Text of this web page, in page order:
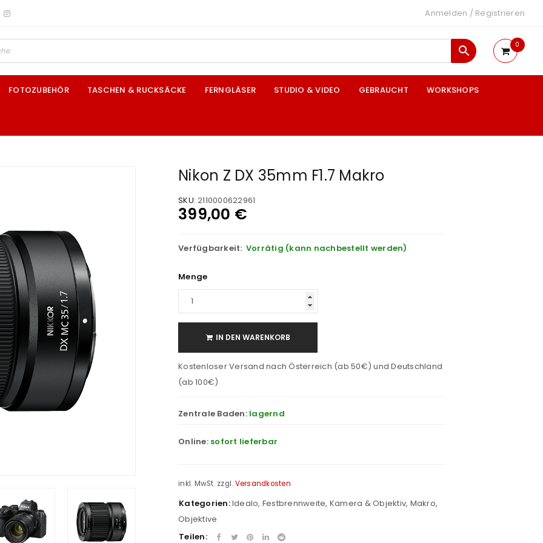
Anmelden / Registrieren
0
FOTOZUBEHÖR TASCHEN & RUCKSÄCKE FERNGLÄSER STUDIO & VIDEO GEBRAUCHT WORKSHOPS
Nikon Z DX 35mm F1.7 Makro
SKU: 2110000622961
399,00 €
Verfügbarkeit: Vorrätig (kann nachbestellt werden)
Menge
IN DEN WARENKORB
Kostenloser Versand nach Österreich (ab 50€) und Deutschland
(ab 100€)
Zentrale Baden: lagernd
Online: sofort lieferbar
inkl. MwSt. zzgl. Versandkosten
Kategorien:Idealo, Festbrennweite, Kamera & Objektiv, Makro,
Objektive
Teilen: